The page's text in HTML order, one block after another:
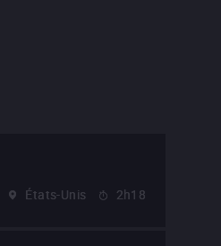
États-Unis 2h18